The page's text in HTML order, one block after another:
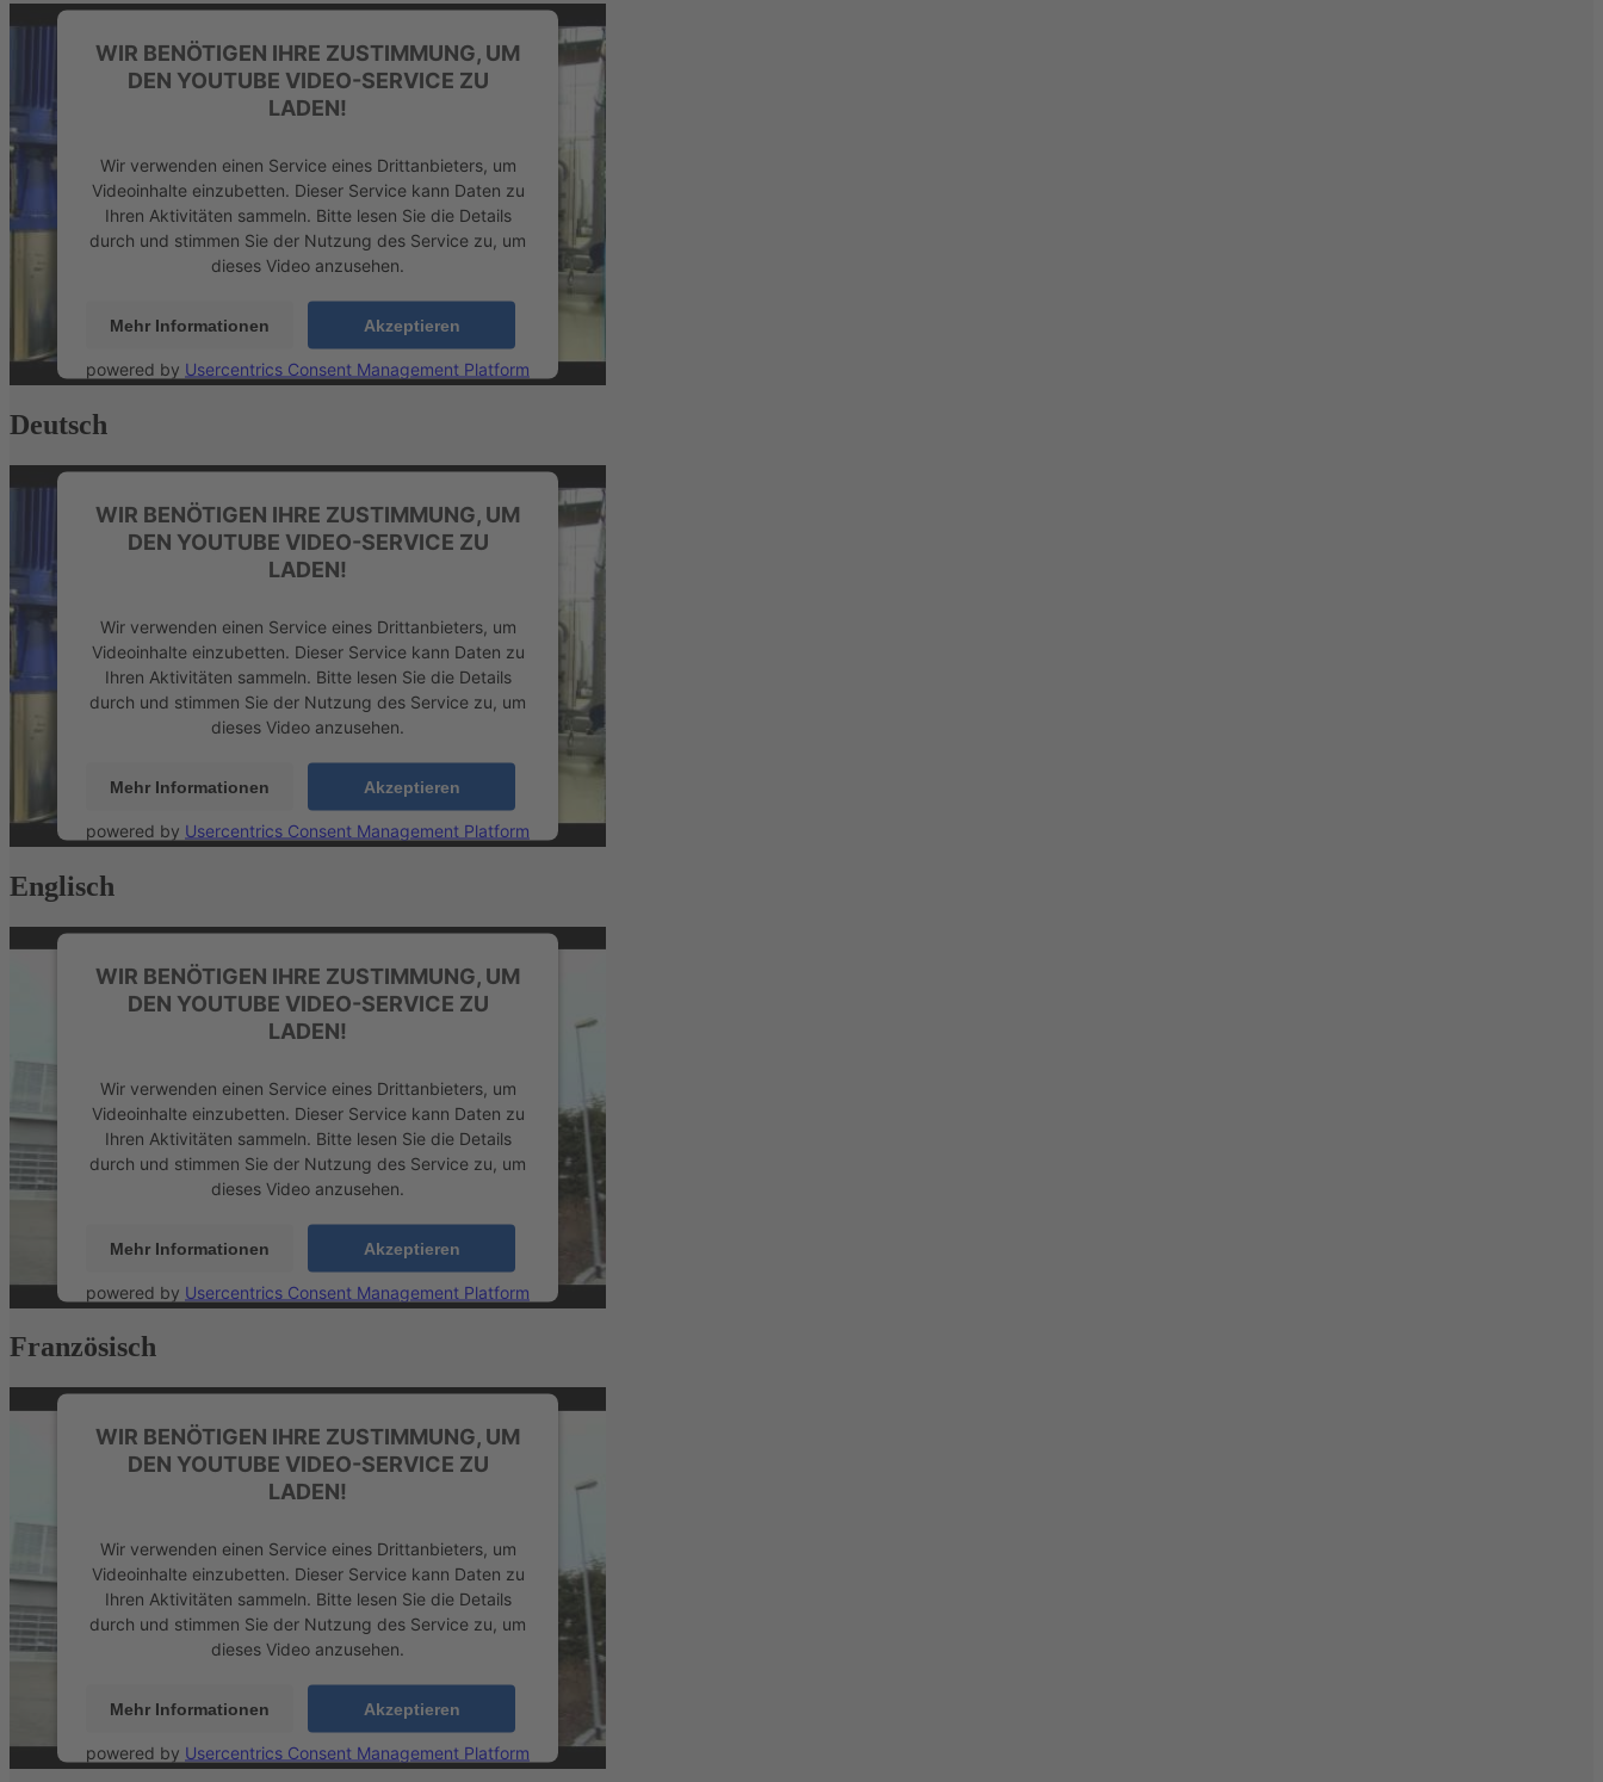
WIR BENÖTIGEN IHRE ZUSTIMMUNG, UM
DEN YOUTUBE VIDEO-SERVICE ZU
LADEN!
Wir verwenden einen Service eines Drittanbieters, um
Videoinhalte einzubetten. Dieser Service kann Daten zu
Ihren Aktivitäten sammeln. Bitte lesen Sie die Details
durch und stimmen Sie der Nutzung des Service zu, um
dieses Video anzusehen.
Mehr Informationen Akzeptieren
powered by Usercentrics Consent Management Platform
Deutsch
WIR BENÖTIGEN IHRE ZUSTIMMUNG, UM
DEN YOUTUBE VIDEO-SERVICE ZU
LADEN!
Wir verwenden einen Service eines Drittanbieters, um
Videoinhalte einzubetten. Dieser Service kann Daten zu
Ihren Aktivitäten sammeln. Bitte lesen Sie die Details
durch und stimmen Sie der Nutzung des Service zu, um
dieses Video anzusehen.
Mehr Informationen Akzeptieren
powered by Usercentrics Consent Management Platform
Englisch
WIR BENÖTIGEN IHRE ZUSTIMMUNG, UM
DEN YOUTUBE VIDEO-SERVICE ZU
LADEN!
Wir verwenden einen Service eines Drittanbieters, um
Videoinhalte einzubetten. Dieser Service kann Daten zu
Ihren Aktivitäten sammeln. Bitte lesen Sie die Details
durch und stimmen Sie der Nutzung des Service zu, um
dieses Video anzusehen.
Mehr Informationen Akzeptieren
powered by Usercentrics Consent Management Platform
Französisch
WIR BENÖTIGEN IHRE ZUSTIMMUNG, UM
DEN YOUTUBE VIDEO-SERVICE ZU
LADEN!
Wir verwenden einen Service eines Drittanbieters, um
Videoinhalte einzubetten. Dieser Service kann Daten zu
Ihren Aktivitäten sammeln. Bitte lesen Sie die Details
durch und stimmen Sie der Nutzung des Service zu, um
dieses Video anzusehen.
Mehr Informationen Akzeptieren
powered by Usercentrics Consent Management Platform